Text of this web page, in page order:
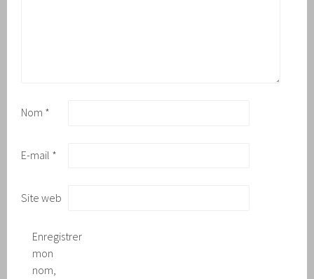
Nom *
E-mail *
Site web
Enregistrer
mon
nom,